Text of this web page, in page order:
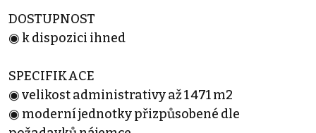
DOSTUPNOST
◉ k dispozici ihned
SPECIFIKACE
◉ velikost administrativy až 1 471 m2
◉ moderní jednotky přizpůsobené dle